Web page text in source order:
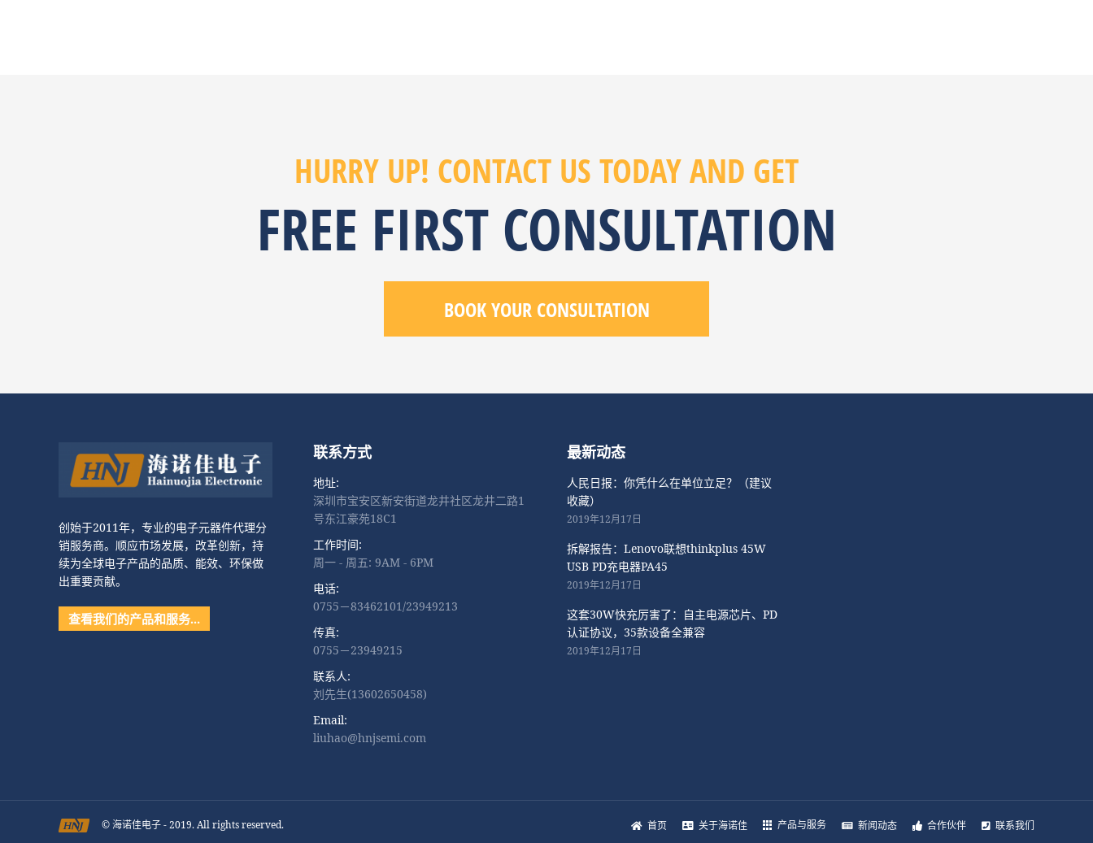
HURRY UP! CONTACT US TODAY AND GET
FREE FIRST CONSULTATION
BOOK YOUR CONSULTATION
创始于2011年，专业的电子元器件代理分
销服务商。顺应市场发展，改革创新，持
续为全球电子产品的品质、能效、环保做
出重要贡献。
查看我们的产品和服务…
联系方式
地址:
深圳市宝安区新安街道龙井社区龙井二路1
号东江豪苑18C1
工作时间:
周一 - 周五: 9AM - 6PM
电话:
0755－83462101/23949213
传真:
0755－23949215
联系人:
刘先生(13602650458)
Email:
liuhao@hnjsemi.com
最新动态
人民日报：你凭什么在单位立足？（建议
收藏）
2019年12月17日
拆解报告：Lenovo联想thinkplus 45W
USB PD充电器PA45
2019年12月17日
这套30W快充厉害了：自主电源芯片、PD
认证协议，35款设备全兼容
2019年12月17日
© 海诺佳电子 - 2019. All rights reserved. 首页 关于海诺佳 产品与服务 新闻动态 合作伙伴 联系我们